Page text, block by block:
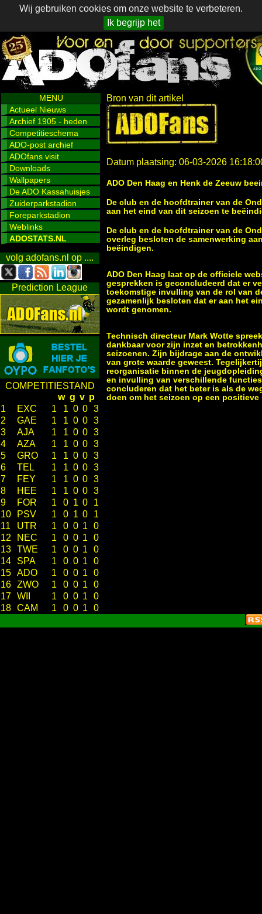
Wij gebruiken cookies om onze website te verbeteren.
Ik begrijp het
MENU
Actueel Nieuws
Archief 1905 - heden
Competitieschema
ADO-post archief
ADOfans visit
Downloads
Wallpapers
De ADO Kassahuisjes
Zuiderparkstadion
Foreparkstadion
Weblinks
ADOSTATS.NL
volg adofans.nl op ....
Prediction League
COMPETITIESTAND
w g v p
1
EXC 1 1 0 0 3
2
GAE 1 1 0 0 3
3
AJA 1 1 0 0 3
4
AZA 1 1 0 0 3
5
GRO 1 1 0 0 3
6
TEL 1 1 0 0 3
7
FEY 1 1 0 0 3
8
HEE 1 1 0 0 3
9
FOR 1 0 1 0
1
10
PSV 1 0 1 0
1
11
UTR 1 0 0 1
0
12
NEC 1 0 0 1
0
13 TWE 1 0 0 1
0
14
SPA 1 0 0 1
0
15 ADO 1 0 0 1
0
16 ZWO 1 0 0 1
0
17 WII 1 0 0 1
0
18 CAM 1 0 0 1 0
Bron van dit artikel
Datum plaatsing: 06-03-2026
ADO Den Haag en Henk de Zeeuw
De club en de hoofdtrainer van de
aan het eind van dit seizoen te
De club en de hoofdtrainer van de
overleg besloten de samenwerking
beëindigen.
ADO Den Haag laat op de officiele
gesprekken is geconcludeerd dat er
toekomstige invulling van de rol van
gezamenlijk besloten dat er aan het
wordt genomen.
Technisch directeur Mark Wotte
dankbaar voor zijn inzet en
seizoenen. Zijn bijdrage aan de
van grote waarde geweest.
reorganisatie binnen de
en invulling van verschillende
concluderen dat het beter is als de
doen om het seizoen op een